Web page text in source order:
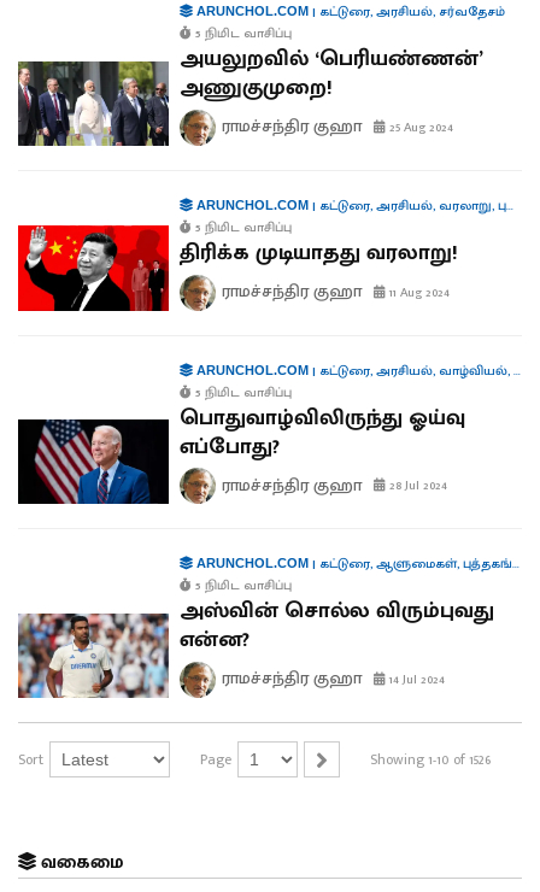
ARUNCHOL.COM| கட்டுரை,அரசியல், சர்வதேசம்
5 நிமிட வாசிப்பு
அயலுறவில் ‘பெரியண்ணன்’
அணுகுமுறை!
ராமச்சந்திர குஹா 25 Aug 2024
ARUNCHOL.COM| கட்டுரை,அரசியல், வரலாறு,புத்தகங்கள்
5 நிமிட வாசிப்பு
திரிக்க முடியாதது வரலாறு!
ராமச்சந்திர குஹா 11 Aug 2024
ARUNCHOL.COM| கட்டுரை,அரசியல், வாழ்வியல்,
5 நிமிட வாசிப்பு
பொதுவாழ்விலிருந்து ஓய்வு
எப்போது?
ராமச்சந்திர குஹா 28 Jul 2024
ARUNCHOL.COM| கட்டுரை,ஆளுமைகள்,புத்தகங்கள்
5 நிமிட வாசிப்பு
அஸ்வின் சொல்ல விரும்புவது
என்ன?
ராமச்சந்திர குஹா 14 Jul 2024
Sort Page Showing 1-10 of 1526
வகைமை